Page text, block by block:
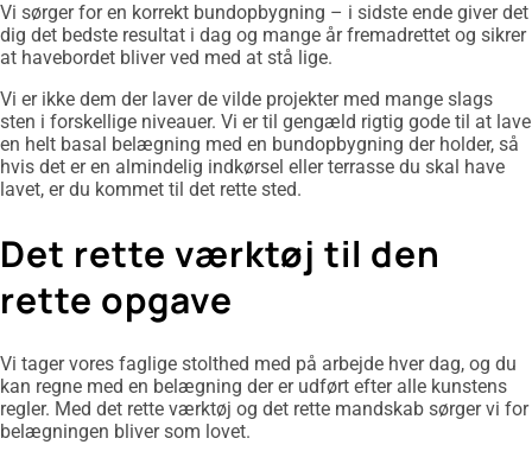
Vi sørger for en korrekt bundopbygning – i sidste ende giver det
dig det bedste resultat i dag og mange år fremadrettet og sikrer
at havebordet bliver ved med at stå lige.
Vi er ikke dem der laver de vilde projekter med mange slags
sten i forskellige niveauer. Vi er til gengæld rigtig gode til at lave
en helt basal belægning med en bundopbygning der holder, så
hvis det er en almindelig indkørsel eller terrasse du skal have
lavet, er du kommet til det rette sted.
Det rette værktøj til den
rette opgave
Vi tager vores faglige stolthed med på arbejde hver dag, og du
kan regne med en belægning der er udført efter alle kunstens
regler. Med det rette værktøj og det rette mandskab sørger vi for
belægningen bliver som lovet.